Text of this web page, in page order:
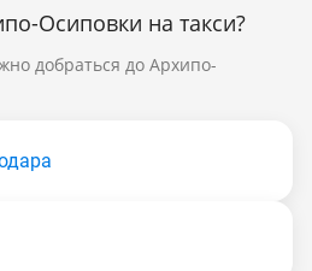
Осиповки на такси?
добраться до Архипо-